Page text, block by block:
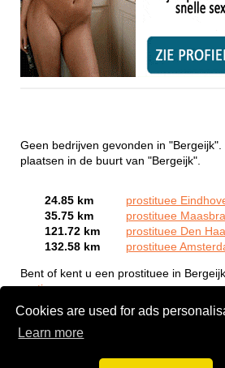
Cookies are used for ads
Learn more
Geen bedrijven gevonden in
plaatsen in de buurt van "Bergeijk".
24.85 km
prostituee
35.75 km
prostituee
121.72 km
prostituee Den
132.58 km
prostituee
Bent of kent u een prostituee in
gratis aan